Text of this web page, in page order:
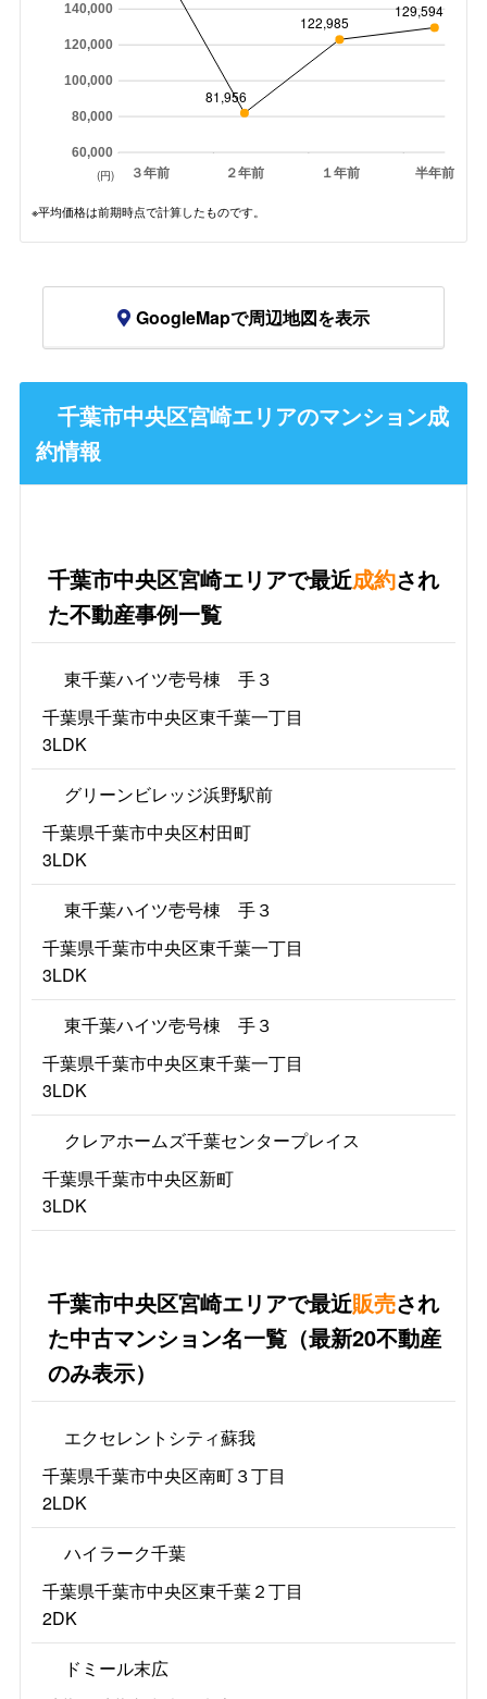
３年前 ２年前 １年前 半年前
60,000
80,000
100,000
120,000
140,000
81,956
122,985
129,594
(円)
※平均価格は前期時点で計算したものです。
GoogleMapで周辺地図を表示
千葉市中央区宮崎エリアのマンション成
約情報
千葉市中央区宮崎エリアで最近成約され
た不動産事例一覧
東千葉ハイツ壱号棟 手３
千葉県千葉市中央区東千葉一丁目
3LDK
グリーンビレッジ浜野駅前
千葉県千葉市中央区村田町
3LDK
東千葉ハイツ壱号棟 手３
千葉県千葉市中央区東千葉一丁目
3LDK
東千葉ハイツ壱号棟 手３
千葉県千葉市中央区東千葉一丁目
3LDK
クレアホームズ千葉センタープレイス
千葉県千葉市中央区新町
3LDK
千葉市中央区宮崎エリアで最近販売され
た中古マンション名一覧（最新20不動産
のみ表示）
エクセレントシティ蘇我
千葉県千葉市中央区南町３丁目
2LDK
ハイラーク千葉
千葉県千葉市中央区東千葉２丁目
2DK
ドミール末広